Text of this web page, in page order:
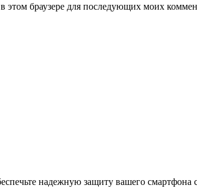
этом браузере для последующих моих
надежную защиту вашего смартфона